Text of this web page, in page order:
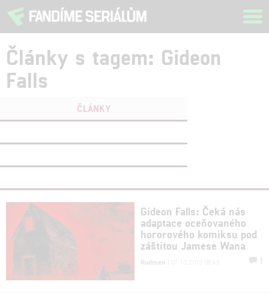
Články s tagem: Gideon
Falls
ČLÁNKY
Gideon Falls: Čeká nás
adaptace oceňovaného
hororového komiksu pod
záštitou Jamese Wana
Rudmen 1